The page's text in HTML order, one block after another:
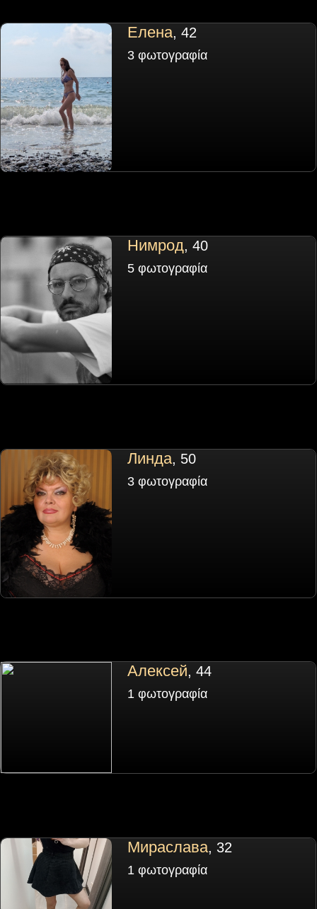
Елена, 42
3 φωτογραφία
Нимрод, 40
5 φωτογραφία
Линда, 50
3 φωτογραφία
Алексей, 44
1 φωτογραφία
Мираслава, 32
1 φωτογραφία